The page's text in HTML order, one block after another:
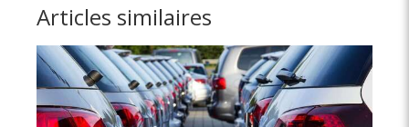
Articles similaires